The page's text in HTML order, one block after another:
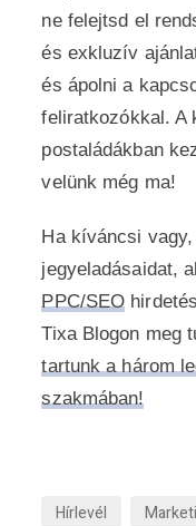
ne felejtsd el
és exkluzív
és ápolni a
feliratkozókkal. A
postaládákban
velünk még ma!
Ha kíváncsi
jegyeladásaidat,
PPC/SEO
Tixa Blogon meg
tartunk a három
szakmában!
Hírlevél